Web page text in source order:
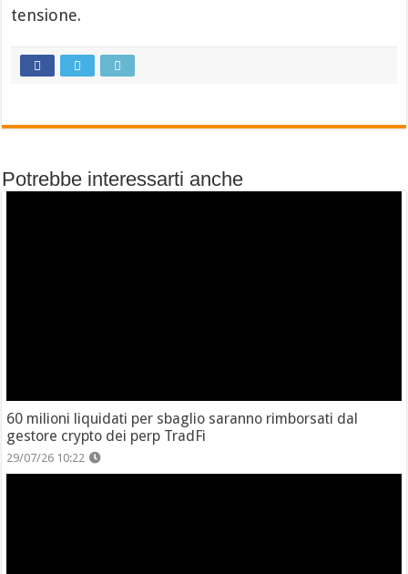
tensione.
Potrebbe interessarti anche
60 milioni liquidati per sbaglio saranno rimborsati dal
gestore crypto dei perp TradFi
29/07/26 10:22